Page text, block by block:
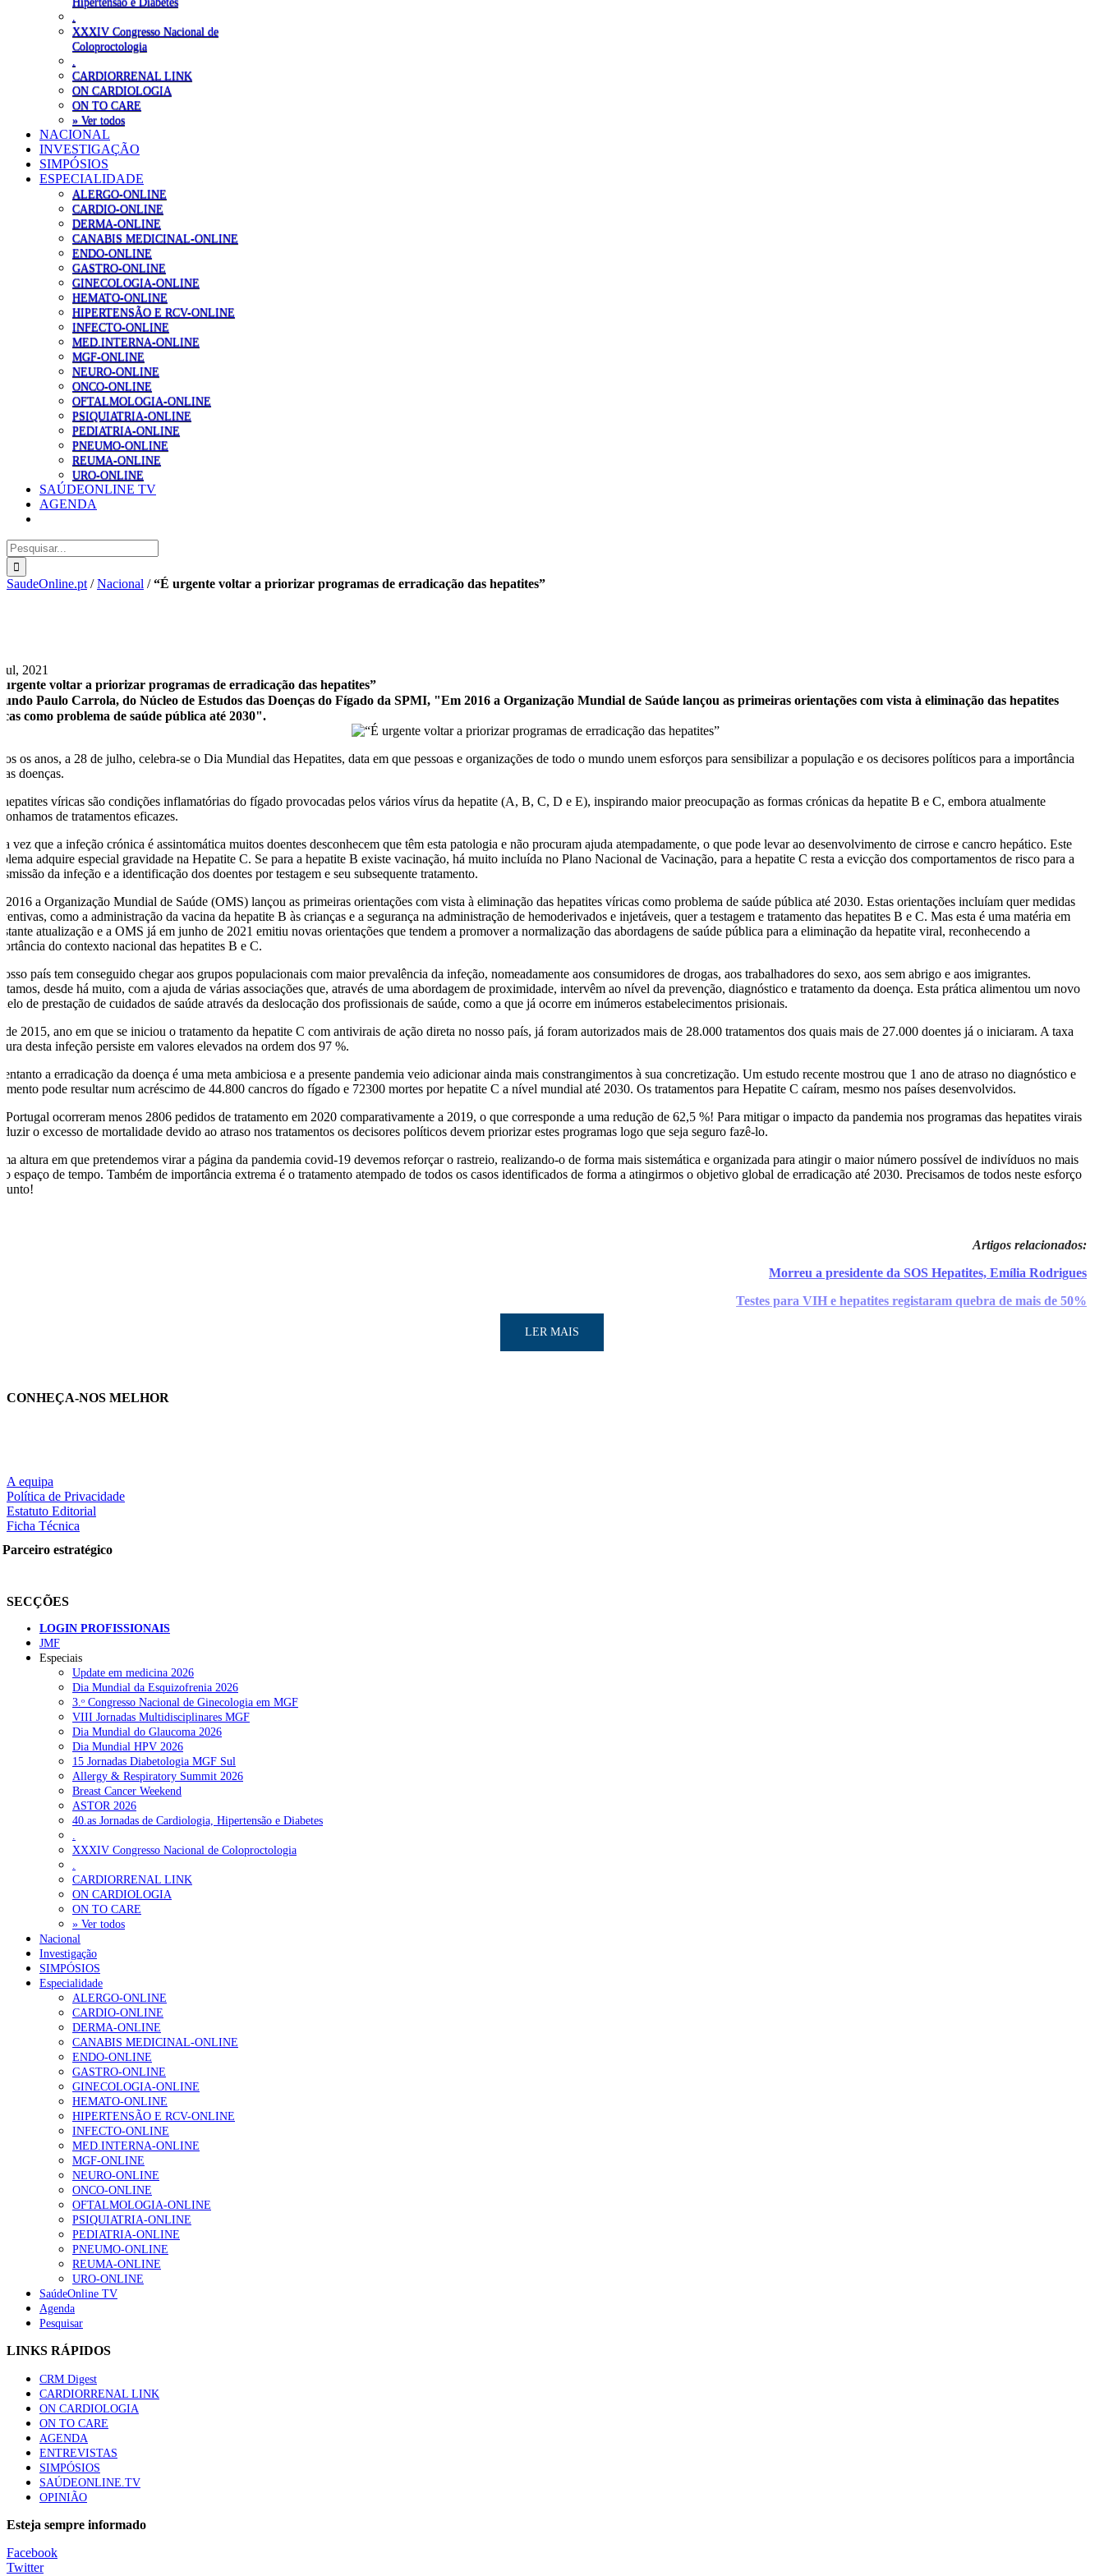
XXXIV Congresso Nacional de
Coloproctologia
CARDIORRENAL LINK
ON CARDIOLOGIA
ON TO CARE
» Ver todos
NACIONAL
INVESTIGAÇÃO
SIMPÓSIOS
ESPECIALIDADE
ALERGO-ONLINE
CARDIO-ONLINE
DERMA-ONLINE
CANABIS MEDICINAL-ONLINE
ENDO-ONLINE
GASTRO-ONLINE
GINECOLOGIA-ONLINE
HEMATO-ONLINE
HIPERTENSÃO E RCV-ONLINE
INFECTO-ONLINE
MED.INTERNA-ONLINE
MGF-ONLINE
NEURO-ONLINE
ONCO-ONLINE
OFTALMOLOGIA-ONLINE
PSIQUIATRIA-ONLINE
PEDIATRIA-ONLINE
PNEUMO-ONLINE
REUMA-ONLINE
URO-ONLINE
SAÚDEONLINE TV
AGENDA
Pesquisar
SaudeOnline.pt /Nacional /“É urgente voltar a priorizar programas de erradicação das hepatites”
2021
urgente voltar a priorizar programas de erradicação das hepatites”
Paulo Carrola, do Núcleo de Estudos das Doenças do Fígado da SPMI, "Em 2016 a Organização Mundial de Saúde lançou as primeiras orientações com vista à eliminação das hepatites
como problema de saúde pública até 2030".
os anos, a 28 de julho, celebra-se o Dia Mundial das Hepatites, data em que pessoas e organizações de todo o mundo unem esforços para sensibilizar a população e os decisores políticos para a importância
doenças.
víricas são condições inflamatórias do fígado provocadas pelos vários vírus da hepatite (A, B, C, D e E), inspirando maior preocupação as formas crónicas da hepatite B e C, embora atualmente
de tratamentos eficazes.
vez que a infeção crónica é assintomática muitos doentes desconhecem que têm esta patologia e não procuram ajuda atempadamente, o que pode levar ao desenvolvimento de cirrose e cancro hepático. Este
adquire especial gravidade na Hepatite C. Se para a hepatite B existe vacinação, há muito incluída no Plano Nacional de Vacinação, para a hepatite C resta a evicção dos comportamentos de risco para a
da infeção e a identificação dos doentes por testagem e seu subsequente tratamento.
2016 a Organização Mundial de Saúde (OMS) lançou as primeiras orientações com vista à eliminação das hepatites víricas como problema de saúde pública até 2030. Estas orientações incluíam quer medidas
como a administração da vacina da hepatite B às crianças e a segurança na administração de hemoderivados e injetáveis, quer a testagem e tratamento das hepatites B e C. Mas esta é uma matéria em
atualização e a OMS já em junho de 2021 emitiu novas orientações que tendem a promover a normalização das abordagens de saúde pública para a eliminação da hepatite viral, reconhecendo a
do contexto nacional das hepatites B e C.
país tem conseguido chegar aos grupos populacionais com maior prevalência da infeção, nomeadamente aos consumidores de drogas, aos trabalhadores do sexo, aos sem abrigo e aos imigrantes.
desde há muito, com a ajuda de várias associações que, através de uma abordagem de proximidade, intervêm ao nível da prevenção, diagnóstico e tratamento da doença. Esta prática alimentou um novo
de prestação de cuidados de saúde através da deslocação dos profissionais de saúde, como a que já ocorre em inúmeros estabelecimentos prisionais.
2015, ano em que se iniciou o tratamento da hepatite C com antivirais de ação direta no nosso país, já foram autorizados mais de 28.000 tratamentos dos quais mais de 27.000 doentes já o iniciaram. A taxa
desta infeção persiste em valores elevados na ordem dos 97 %.
entanto a erradicação da doença é uma meta ambiciosa e a presente pandemia veio adicionar ainda mais constrangimentos à sua concretização. Um estudo recente mostrou que 1 ano de atraso no diagnóstico e
pode resultar num acréscimo de 44.800 cancros do fígado e 72300 mortes por hepatite C a nível mundial até 2030. Os tratamentos para Hepatite C caíram, mesmo nos países desenvolvidos.
Portugal ocorreram menos 2806 pedidos de tratamento em 2020 comparativamente a 2019, o que corresponde a uma redução de 62,5 %! Para mitigar o impacto da pandemia nos programas das hepatites virais
o excesso de mortalidade devido ao atraso nos tratamentos os decisores políticos devem priorizar estes programas logo que seja seguro fazê-lo.
altura em que pretendemos virar a página da pandemia covid-19 devemos reforçar o rastreio, realizando-o de forma mais sistemática e organizada para atingir o maior número possível de indivíduos no mais
espaço de tempo. Também de importância extrema é o tratamento atempado de todos os casos identificados de forma a atingirmos o objetivo global de erradicação até 2030. Precisamos de todos neste esforço
Artigos relacionados:
Morreu a presidente da SOS Hepatites, Emília Rodrigues
Testes para VIH e hepatites registaram quebra de mais de 50%
nas redes sociais:
RECENTES
Quase 11.900 jovens recorreram aos cheques psicólogo e nutricionista no primeiro mês
ULS de Coimbra estreia cirurgia endoscópica do ouvido com apoio robótico em Portugal
Enfermeiros exigem esclarecimentos sobre eventual gestão privada da ULS do Algarve
Ordem dos Médicos alerta para riscos no novo sistema de acesso a consultas e cirurgias
Portugal está a formar os médicos de que precisa?
MAIS LIDAS
Enfermagem Forense. “Da urgência ao tribunal, cada gesto conta e cada profissional faz a diferença”
203 visualizações
1.º Episódio do Podcast “Frequência Cardio – Sintoniza-te na Insuficiência Cardíaca” da Bayer
169 visualizações
Alguns milhares de utentes podem ficar sem médico de família com nova regras do registo, alerta associação
132 visualizações
“Os programas de rastreio do cancro do pulmão são custo-efetivos e representam um investimento sustentável para os sistemas de saúde”
93 visualizações
Quase quatro em cada dez doentes com enfarte apresentavam níveis elevados de Lp(a), revela estudo
Trodelvy aprovado para primeira linha no cancro da mama triplo negativo metastático em doentes não elegíveis para inibidores PD-(L)1
61 visualizações
MAIS NOTÍCIAS
7 Ago, 2026
LER MAIS
CONHEÇA-NOS MELHOR
A equipa
Política de Privacidade
Estatuto Editorial
Ficha Técnica
Parceiro estratégico
SECÇÕES
LOGIN PROFISSIONAIS
JMF
Especiais
Update em medicina 2026
Dia Mundial da Esquizofrenia 2026
3.ᵒ Congresso Nacional de Ginecologia em MGF
VIII Jornadas Multidisciplinares MGF
Dia Mundial do Glaucoma 2026
Dia Mundial HPV 2026
15 Jornadas Diabetologia MGF Sul
Allergy & Respiratory Summit 2026
Breast Cancer Weekend
ASTOR 2026
40.as Jornadas de Cardiologia, Hipertensão e Diabetes
.
XXXIV Congresso Nacional de Coloproctologia
.
CARDIORRENAL LINK
ON CARDIOLOGIA
ON TO CARE
» Ver todos
Nacional
Investigação
SIMPÓSIOS
Especialidade
ALERGO-ONLINE
CARDIO-ONLINE
DERMA-ONLINE
CANABIS MEDICINAL-ONLINE
ENDO-ONLINE
GASTRO-ONLINE
GINECOLOGIA-ONLINE
HEMATO-ONLINE
HIPERTENSÃO E RCV-ONLINE
INFECTO-ONLINE
MED.INTERNA-ONLINE
MGF-ONLINE
NEURO-ONLINE
ONCO-ONLINE
OFTALMOLOGIA-ONLINE
PSIQUIATRIA-ONLINE
PEDIATRIA-ONLINE
PNEUMO-ONLINE
REUMA-ONLINE
URO-ONLINE
SaúdeOnline TV
Agenda
Pesquisar
LINKS RÁPIDOS
CRM Digest
CARDIORRENAL LINK
ON CARDIOLOGIA
ON TO CARE
AGENDA
ENTREVISTAS
SIMPÓSIOS
SAÚDEONLINE.TV
OPINIÃO
Esteja sempre informado
Facebook
Twitter